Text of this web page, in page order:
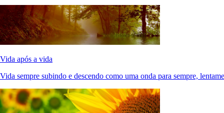
Vida após a vida
Vida sempre subindo e descendo como uma onda para sempre,